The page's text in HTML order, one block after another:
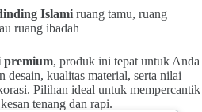
Islami ruang tamu, ruang
ruang ibadah
premium, produk ini tepat untuk Anda
desain, kualitas material, serta nilai
Pilihan ideal untuk mempercantik
tenang dan rapi.